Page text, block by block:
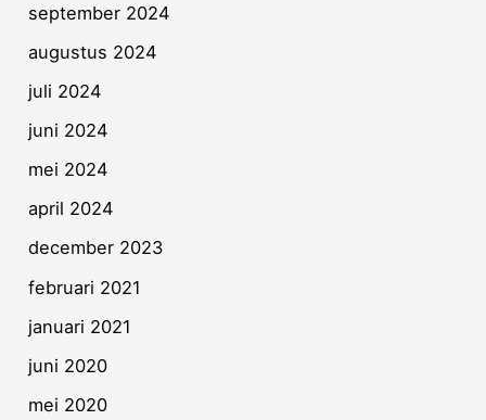
september 2024
augustus 2024
juli 2024
juni 2024
mei 2024
april 2024
december 2023
februari 2021
januari 2021
juni 2020
mei 2020